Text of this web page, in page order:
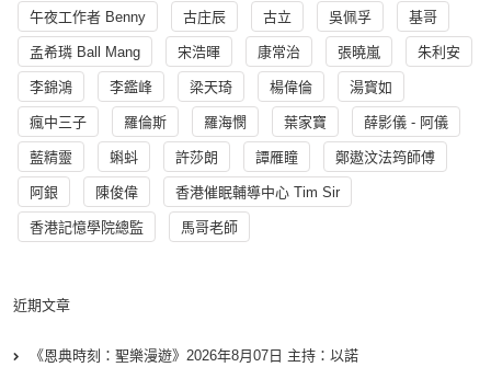
午夜工作者 Benny 古庄辰 古立 吳佩孚 基哥
孟希璘 Ball Mang 宋浩暉 康常治 張曉嵐 朱利安
李錦鴻 李鑑峰 梁天琦 楊偉倫 湯寳如
瘋中三子 羅倫斯 羅海憫 葉家寶 薛影儀 - 阿儀
藍精靈 蝌蚪 許莎朗 譚雁瞳 鄭遨汶法筠師傅
阿銀 陳俊偉 香港催眠輔導中心 Tim Sir
香港記憶學院總監 馬哥老師
近期文章
《恩典時刻：聖樂漫遊》2026年8月07日 主持：以諾